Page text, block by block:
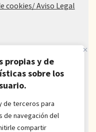
propias y de
sobre los
de terceros para
de navegación del
compartir
cookies/ Aviso Legal